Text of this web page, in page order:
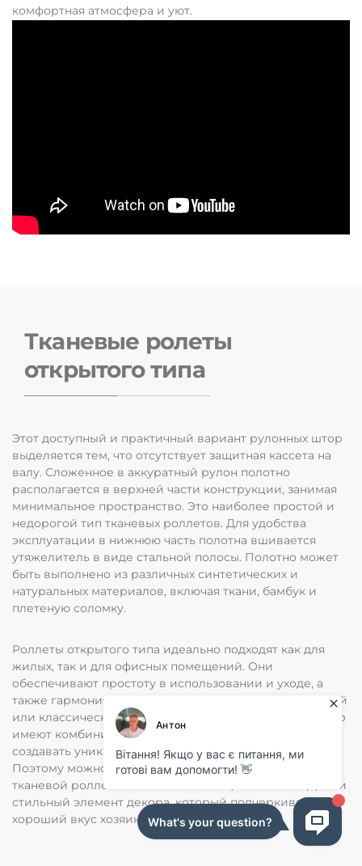
комфортная атмосфера и уют.
Тканевые ролеты
открытого типа
Этот доступный и практичный вариант рулонных штор
выделяется тем, что отсутствует защитная кассета на
валу. Сложенное в аккуратный рулон полотно
располагается в верхней части конструкции, занимая
минимальное пространство. Это наиболее простой и
недорогой тип тканевых роллетов. Для удобства
эксплуатации в нижнюю часть полотна вшивается
утяжелитель в виде стальной полосы. Полотно может
быть выполнено из различных синтетических и
натуральных материалов, включая ткани, бамбук и
плетеную соломку.
Роллеты открытого типа идеально подходят как для
жилых, так и для офисных помещений. Они
обеспечивают простоту в использовании и уходе, а
также гармонично вписываются в любой современный
или классический интерьер. Часто полотна таких штор
имеют комбинированные текстуры, что позволяет
создавать уникальные дизайнерские решения.
Поэтому можно с уверенностью утверждать, что
тканевой роллет – это не только защита от солнца, но и
стильный элемент декора, который подчеркивает
хороший вкус хозяина.